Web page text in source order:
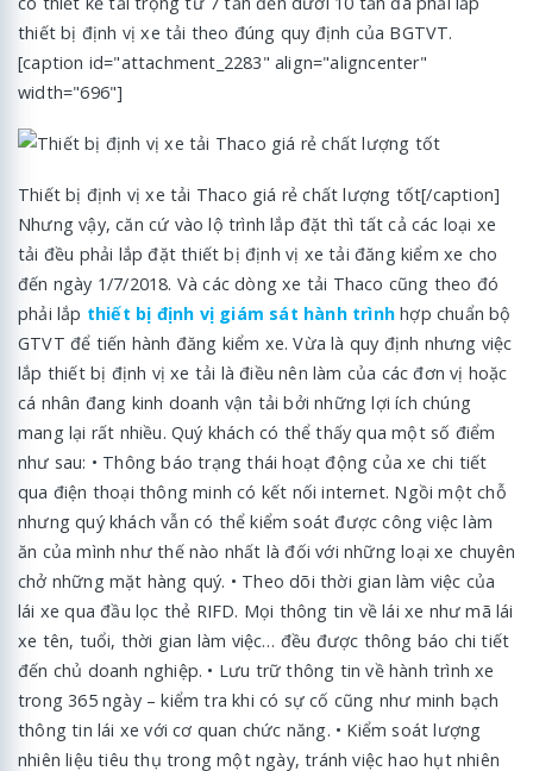
thiết bị định vị xe tải theo đúng quy định của BGTVT.
[caption id="attachment_2283" align="aligncenter"
width="696"]
Thiết bị định vị xe tải Thaco giá rẻ chất lượng tốt[/caption]
Nhưng vậy, căn cứ vào lộ trình lắp đặt thì tất cả các loại xe
tải đều phải lắp đặt thiết bị định vị xe tải đăng kiểm xe cho
đến ngày 1/7/2018. Và các dòng xe tải Thaco cũng theo đó
phải lắp thiết bị định vị giám sát hành trình hợp chuẩn bộ
GTVT để tiến hành đăng kiểm xe. Vừa là quy định nhưng việc
lắp thiết bị định vị xe tải là điều nên làm của các đơn vị hoặc
cá nhân đang kinh doanh vận tải bởi những lợi ích chúng
mang lại rất nhiều. Quý khách có thể thấy qua một số điểm
như sau: • Thông báo trạng thái hoạt động của xe chi tiết
qua điện thoại thông minh có kết nối internet. Ngồi một chỗ
nhưng quý khách vẫn có thể kiểm soát được công việc làm
ăn của mình như thế nào nhất là đối với những loại xe chuyên
chở những mặt hàng quý. • Theo dõi thời gian làm việc của
lái xe qua đầu lọc thẻ RIFD. Mọi thông tin về lái xe như mã lái
xe tên, tuổi, thời gian làm việc… đều được thông báo chi tiết
đến chủ doanh nghiệp. • Lưu trữ thông tin về hành trình xe
trong 365 ngày – kiểm tra khi có sự cố cũng như minh bạch
thông tin lái xe với cơ quan chức năng. • Kiểm soát lượng
nhiên liệu tiêu thụ trong một ngày, tránh việc hao hụt nhiên